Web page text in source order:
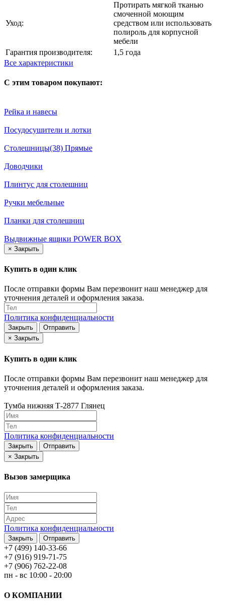
Уход:
Протирать мягкой тканью
смоченной моющим
средством или использовать
полироль для корпусной
мебели
Гарантия производителя:
1,5 года
Все характеристики
С этим товаром покупают:
Рейка и навесы
Посудосушители и лотки
Столешницы(38) Прямые
Доводчики
Плинтус для столешниц
Ручки мебельные
Планки для столешниц
Выдвижные ящики POWER BOX
× Закрыть
Купить в один клик
После отправки формы Вам перезвонит наш менеджер для
уточнения деталей и оформления заказа.
Политика конфиденциальности
Закрыть
Отправить
× Закрыть
Купить в один клик
После отправки формы Вам перезвонит наш менеджер для
уточнения деталей и оформления заказа.
Тумба нижняя Т-2877 Глянец
Политика конфиденциальности
Закрыть
Отправить
× Закрыть
Вызов замерщика
Политика конфиденциальности
Закрыть Отправить
+7 (499) 140-33-66
+7 (916) 919-71-75
+7 (906) 762-22-08
пн - вс 10:00 - 20:00
О КОМПАНИИ